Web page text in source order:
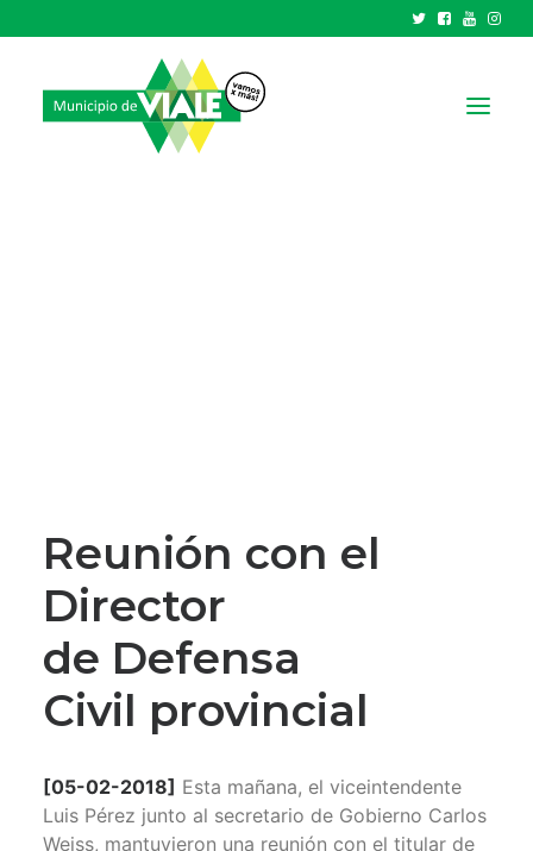
Reunión con el
Director
de Defensa
Civil provincial
[05-02-2018] Esta mañana, el viceintendente
Luis Pérez junto al secretario de Gobierno Carlos
Weiss, mantuvieron una reunión con el titular de